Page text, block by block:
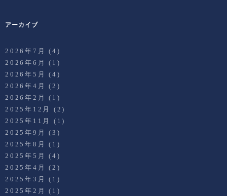
アーカイブ
2026年7月
(4)
2026年6月
(1)
2026年5月
(4)
2026年4月
(2)
2026年2月
(1)
2025年12月
(2)
2025年11月
(1)
2025年9月
(3)
2025年8月
(1)
2025年5月
(4)
2025年4月
(2)
2025年3月
(1)
2025年2月
(1)